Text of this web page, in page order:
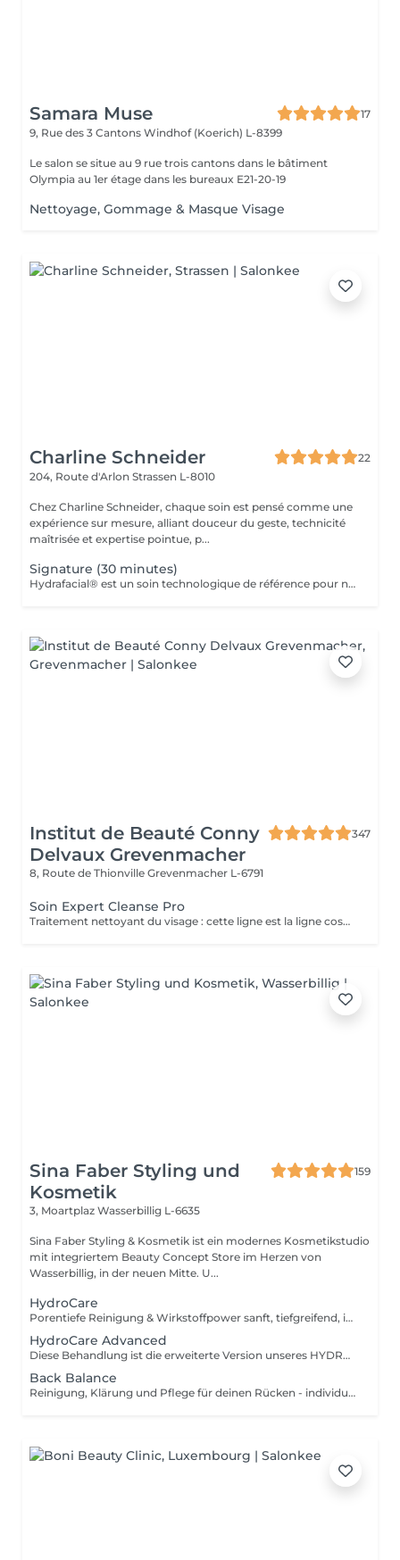
Samara Muse
17
9, Rue des 3 Cantons Windhof (Koerich) L-8399
Le salon se situe au 9 rue trois cantons dans le bâtiment
Olympia au 1er étage dans les bureaux E21-20-19
Nettoyage, Gommage & Masque Visage
Charline Schneider
22
204, Route d'Arlon Strassen L-8010
Chez Charline Schneider, chaque soin est pensé comme une
expérience sur mesure, alliant douceur du geste, technicité
maîtrisée et expertise pointue, p...
Signature (30 minutes)
Hydrafacial® est un soin technologique de référence pour nettoyer, purifier et hydrater la peau en profondeur. Son protocole exclusif repose sur 3 étapes essentielles : Nettoyer & exfolier Extraire & purifier Infuser & hydrater Résultat immédiat : une peau plus nette, plus lisse, plus lumineuse et durablement revitalisée. Ce soin n'est pas adapté aux femmes enceintes ou allaitantes, ainsi qu'aux personnes allergiques aux algues ou à l'aspirine.
Institut de Beauté Conny
Delvaux Grevenmacher
347
8, Route de Thionville Grevenmacher L-6791
Soin Expert Cleanse Pro
Traitement nettoyant du visage : cette ligne est la ligne cosmétique professionnelle dans le domaine de l'hygiène dermatologique du visage. Expert Cleanse Pro a été formulé avec des produits respectueux de l'environnement et, outre le nettoyage et le soin en profondeur, il est idéal pour la préparation de la peau.
Sina Faber Styling und
Kosmetik
159
3, Moartplaz Wasserbillig L-6635
Sina Faber Styling & Kosmetik ist ein modernes Kosmetikstudio
mit integriertem Beauty Concept Store im Herzen von
Wasserbillig, in der neuen Mitte. U...
HydroCare
Porentiefe Reinigung & Wirkstoffpower sanft, tiefgreifend, individuell. Diese Behandlung bringt deine Haut auf ein neues Level mit der innovativen HYDROcare Aqua Balance Technologie, entwickelt in Deutschland. Anders als herkömmliche Aquabrasion arbeitet HYDROcare nicht nur mit Wasser sondern mit hochkonzentrierten Flüssigkeiten, die gezielt auf deine Hautbedürfnisse abgestimmt sind. 4 präzise abgestimmte Schritte sorgen für eine Kombination aus sanfter Tiefenreinigung, Hauterneuerung, Detox und Wirkstoffversorgung ohne Irritation, aber mit maximalem Glow. Die 4 Schritte im Überblick: 1. CLEAN Sanfte Tiefenreinigung mit Spirulina Maxima Extrakt und Pentylene Glycol. Entfernt Schmutz, überschüssigen Talg & Unreinheiten, stärkt die Hautbarriere 2. PEEL Mildes Peeling mit Glykolsäure & Milchsäure. Verfeinert die Hautstruktur, löst abgestorbene Hautzellen und bereitet die Haut optimal auf Wirkstoffe vor 3. DETOX Klärende Tiefenreinigung mit Hamamelis & Kamillenextrakt. Beruhigt, wirkt entzündungshemmend & reduziert Unterlagerungen 4. REFRESH Intensive Versorgung mit niedermolekularer Hyaluronsäure & Vitamin C. Polstert auf, versorgt mit Feuchtigkeit und schenkt sofortige Strahlkraft Ergebnisse, die du spürst und siehst!
HydroCare Advanced
Diese Behandlung ist die erweiterte Version unseres HYDROcare-Facials und geht noch einen entscheidenden Schritt weiter: Neben den 4 klassischen Aqua-Steps sorgt eine gezielte Sauerstoff-Wirkstoffversorgung und eine Druckluftmassage dafür, dass die Haut nicht nur gereinigt und durchfeuchtet wird sondern in der Tiefe versorgt, aktiviert und nachhaltig gestärkt. 6 Schritte für echte Veränderung: 1. CLEAN Reinigung mit Spirulina & Pentylene Glycol 2. PEEL Milde Säurelösung mit Glykol- & Milchsäure 3. DETOX Talgregulation mit Kamille & Hamamelis 4. REFRESH Hyaluron & Vitamin C für Frische & Glow 5. OXYGEN GUN Tiefenwirksame Wirkstoffversorgung: Hochdosierte Essenzen werden mit feinem Sauerstoffnebel auf die Haut aufgebracht. Durch ihre besonders niedrige Molekularstruktur dringen die Wirkstoffe tief ein ideal zur intensiven Feuchtigkeitsversorgung, Anti-Aging oder Beruhigung. 6. DERMA PRESSURE Sanfte Druckluftmassage: Impulse per Druckluft massieren die Essenzen gezielt in tiefere Hautschichten. Besonders effizient, punktgenau und völlig schmerzfrei für langanhaltende Effekte und ein strahlendes Finish.
Back Balance
Reinigung, Klärung und Pflege für deinen Rücken - individuell & wirkungsvoll. Unreiner Rücken? Unterlagerungen Pickelmale oder kleine Entzündungen, die einfach nicht weggehen wollen? Die Haut am Rücken ist oft schwieriger zu pflegen und dabei genauso sensibel wie im Gesicht. Mit Back Balance bieten wir dir eine professionelle Tiefenreinigung des Rückens abgestimmt auf dein Hautbild und deine individuellen Bedürfnisse. Was erwartet dich? Diese Behandlung kombiniert modernste Reinigungstechniken mit regenerierender Pflege, um die obersten Hautschichten gezielt zu verfeinern und für die Ausreinigung vorzubereiten. Besonders geeignet bei: - Entzündlicher oder unreiner Rückenpartie Akne - hormonell bedingten Rückenausbrüchen - Verhornungen & Pigmentstörungen - Vor besonderen Anlässen (z.B. Sommer, Hochzeit, Rückenfrei-Outfits)